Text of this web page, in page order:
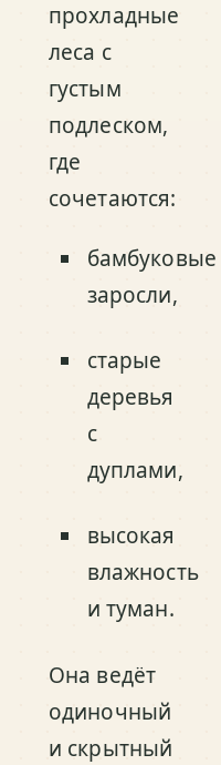
прохладные
леса с
густым
подлеском,
где
сочетаются:
бамбуковые
заросли,
старые
деревья
с
дуплами,
высокая
влажность
и туман.
Она ведёт
одиночный
и скрытный